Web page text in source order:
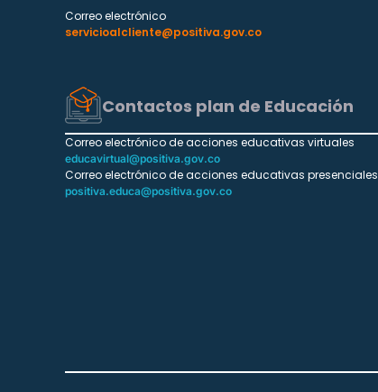
Correo electrónico
servicioalcliente@positiva.gov.co
Contactos plan de Educación
Correo electrónico de acciones educativas virtuales
educavirtual@positiva.gov.co
Correo electrónico de acciones educativas presenciales
positiva.educa@positiva.gov.co